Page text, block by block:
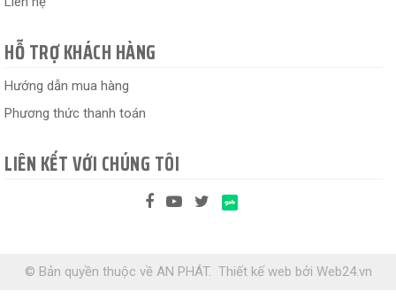
HỖ TRỢ KHÁCH HÀNG
Hướng dẫn mua hàng
Phương thức thanh toán
LIÊN KẾT VỚI CHÚNG TÔI
© Bản quyền thuộc về AN PHÁT. Thiết kế web bởi Web24.vn